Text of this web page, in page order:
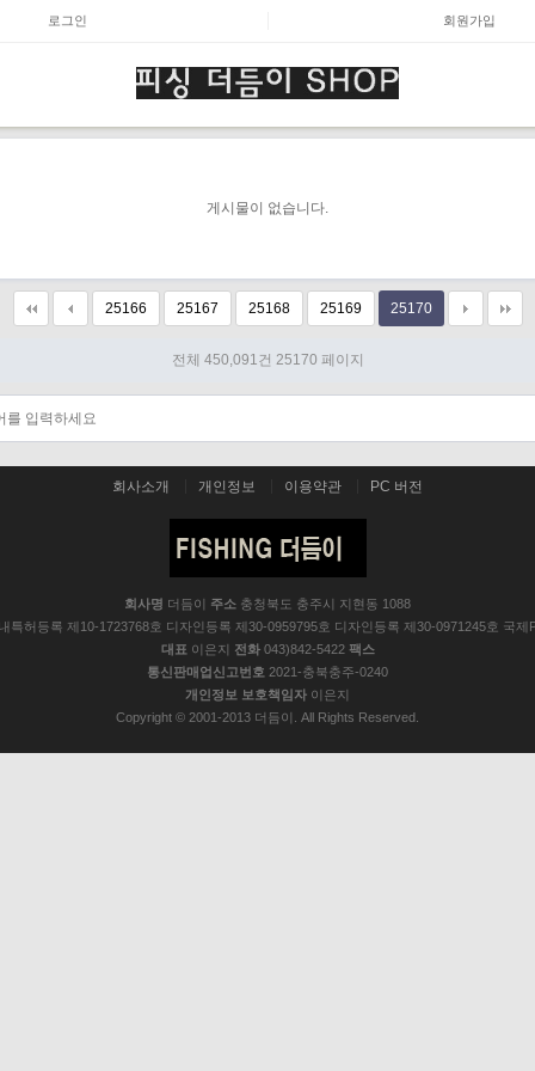
로그인 회원가입
게시물이 없습니다.
25166 25167 25168 25169 25170
전체 450,091건 25170 페이지
회사소개 개인정보 이용약관 PC 버전
회사명 더듬이 주소 충청북도 충주시 지현동 1088
특허등록 제10-1723768호 디자인등록 제30-0959795호 디자인등록 제30-0971245호 국
대표 이은지 전화043)842-5422 팩스
통신판매업신고번호 2021-충북충주-0240
개인정보 보호책임자 이은지
Copyright © 2001-2013 더듬이. All Rights Reserved.